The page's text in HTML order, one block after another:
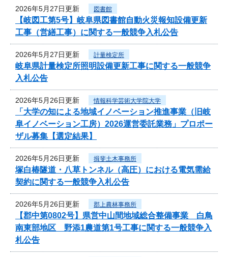
2026年5月27日更新 図書館
【岐図工第5号】岐阜県図書館自動火災報知設備更新
工事（営繕工事）に関する一般競争入札公告
2026年5月27日更新 計量検定所
岐阜県計量検定所照明設備更新工事に関する一般競争
入札公告
2026年5月26日更新 情報科学芸術大学院大学
「大学の知による地域イノベーション推進事業（旧岐
阜イノベーション工房）2026運営委託業務」プロポー
ザル募集【選定結果】
2026年5月26日更新 揖斐土木事務所
塚白椿隧道・八草トンネル（高圧）における電気需給
契約に関する一般競争入札公告
2026年5月26日更新 郡上農林事務所
【郡中第0802号】県営中山間地域総合整備事業 白鳥
南東部地区 野添1農道第1号工事に関する一般競争入
札公告